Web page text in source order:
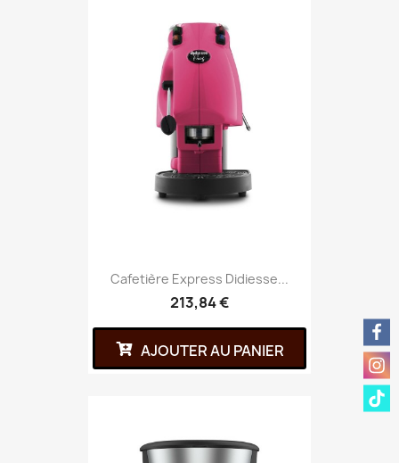
Cafetière Express Didiesse...
213,84 €
AJOUTER AU PANIER